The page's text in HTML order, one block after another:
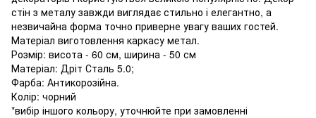
стін з металу завжди виглядає стильно і елегантно, а
незвичайна форма точно приверне увагу ваших гостей.
Матеріал виготовлення каркасу метал.
Розмір: висота - 60 см, ширина - 50 см
Матеріал: Дріт Сталь 5.0;
Фарба: Антикорозійна.
Колір: чорний
*вибір іншого кольору, уточнюйте при замовленні